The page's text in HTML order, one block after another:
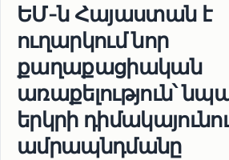
ԵՄ-ն Հայաստան է
ուղարկում նոր
քաղաքացիական
առաքելություն՝
երկրի
ամրապնդմանը